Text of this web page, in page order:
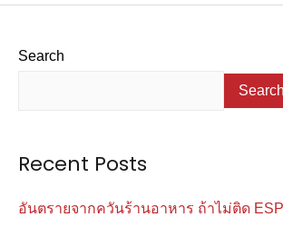
Search
Search
Recent Posts
อันตรายจากควันร้านอาหาร ถ้าไม่ติด